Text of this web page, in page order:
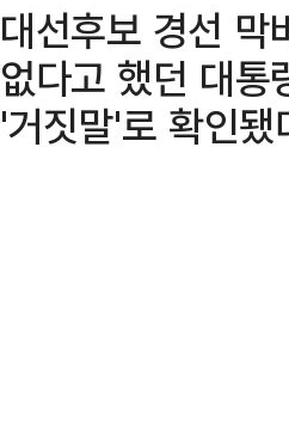
대선후보 경선
없다고 했던 대
'거짓말'로 확인